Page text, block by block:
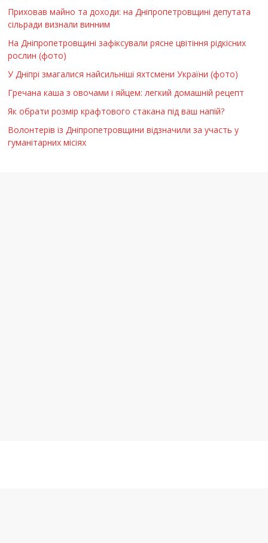
Приховав майно та доходи: на Дніпропетровщині депутата
сільради визнали винним
На Дніпропетровщині зафіксували рясне цвітіння рідкісних
рослин (фото)
У Дніпрі змагалися найсильніші яхтсмени України (фото)
Гречана каша з овочами і яйцем: легкий домашній рецепт
Як обрати розмір крафтового стакана під ваш напій?
Волонтерів із Дніпропетровщини відзначили за участь у
гуманітарних місіях